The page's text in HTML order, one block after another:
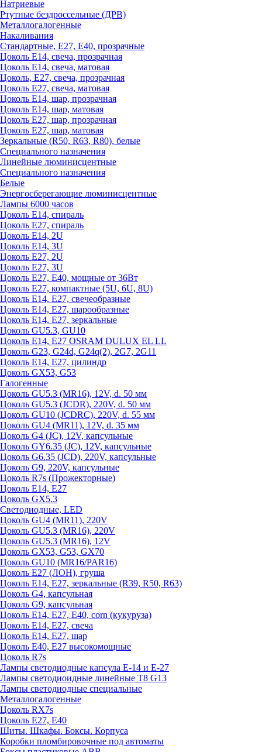
Натриевые
Ртутные бездроссельные (ДРВ)
Металлогалогенные
Накаливания
Стандартные, Е27, Е40, прозрачные
Цоколь Е14, свеча, прозрачная
Цоколь Е14, свеча, матовая
Цоколь, Е27, свеча, прозрачная
Цоколь Е27, свеча, матовая
Цоколь Е14, шар, прозрачная
Цоколь Е14, шар, матовая
Цоколь Е27, шар, прозрачная
Цоколь Е27, шар, матовая
Зеркальные (R50, R63, R80), белые
Специального назначения
Линейные люминисцентные
Специального назначения
Белые
Энергосберегающие люминисцентные
Лампы 6000 часов
Цоколь Е14, спираль
Цоколь Е27, спираль
Цоколь Е14, 2U
Цоколь Е14, 3U
Цоколь Е27, 2U
Цоколь Е27, 3U
Цоколь Е27, Е40, мощные от 36Вт
Цоколь Е27, компактные (5U, 6U, 8U)
Цоколь Е14, Е27, свечеобразные
Цоколь Е14, Е27, шарообразные
Цоколь Е14, Е27, зеркальные
Цоколь GU5.3, GU10
Цоколь Е14, Е27 OSRAM DULUX EL LL
Цоколь G23, G24d, G24q(2), 2G7, 2G11
Цоколь Е14, Е27, цилиндр
Цоколь GX53, G53
Галогенные
Цоколь GU5.3 (MR16), 12V, d. 50 мм
Цоколь GU5.3 (JCDR), 220V, d. 50 мм
Цоколь GU10 (JCDRC), 220V, d. 55 мм
Цоколь GU4 (MR11), 12V, d. 35 мм
Цоколь G4 (JC), 12V, капсульные
Цоколь GY6.35 (JC), 12V, капсульные
Цоколь G6.35 (JCD), 220V, капсульные
Цоколь G9, 220V, капсульные
Цоколь R7s (Прожекторные)
Цоколь E14, E27
Цоколь GX5.3
Светодиодные, LED
Цоколь GU4 (MR11), 220V
Цоколь GU5.3 (MR16), 220V
Цоколь GU5.3 (MR16), 12V
Цоколь GX53, G53, GX70
Цоколь GU10 (MR16/PAR16)
Цоколь Е27 (ЛОН), груша
Цоколь Е14, Е27, зеркальные (R39, R50, R63)
Цоколь G4, капсульная
Цоколь G9, капсульная
Цоколь Е14, Е27, Е40, corn (кукуруза)
Цоколь Е14, Е27, свеча
Цоколь Е14, Е27, шар
Цоколь Е40, Е27 высокомощные
Цоколь R7s
Лампы светодиодные капсула Е-14 и Е-27
Лампы светодиоидные линейные T8 G13
Лампы светодиодные специальные
Металлогалогенные
Цоколь RX7s
Цоколь Е27, E40
Щиты. Шкафы. Боксы. Корпуса
Коробки пломбировочные под автоматы